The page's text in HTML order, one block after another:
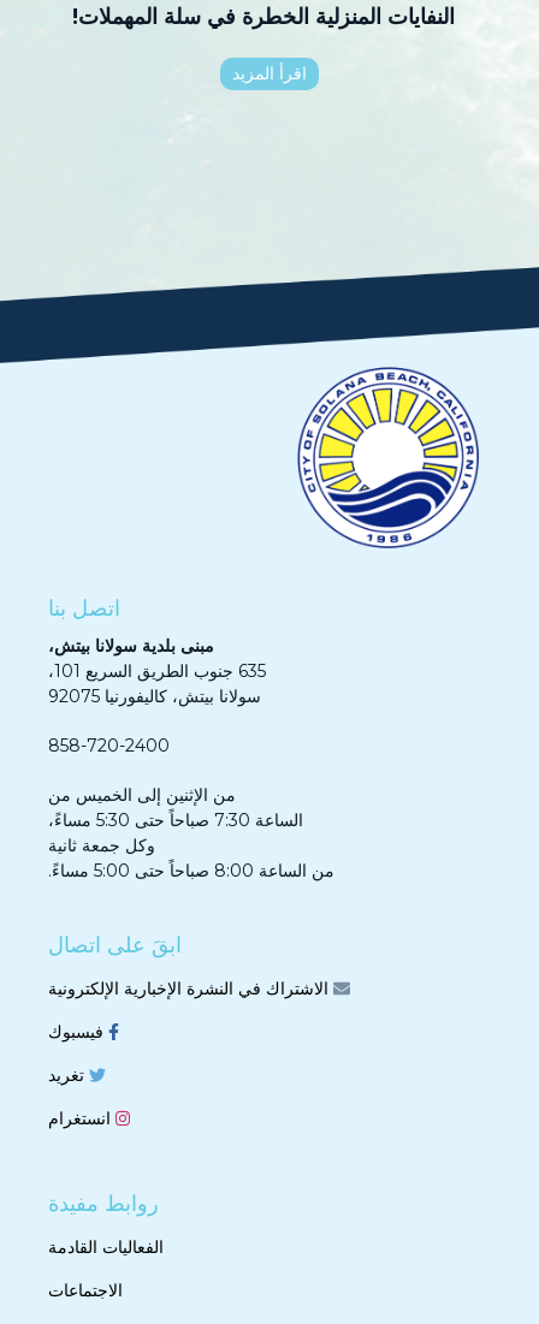
النفايات المنزلية الخطرة في سلة المهملات!
اقرأ المزيد
اتصل بنا
مبنى بلدية سولانا بيتش،
635 جنوب الطريق السريع 101،
سولانا بيتش، كاليفورنيا 92075
858-720-2400
من الإثنين إلى الخميس من
الساعة 7:30 صباحاً حتى 5:30 مساءً،
وكل جمعة ثانية
من الساعة 8:00 صباحاً حتى 5:00 مساءً.
ابقَ على اتصال
الاشتراك في النشرة الإخبارية الإلكترونية
فيسبوك
تغريد
انستغرام
روابط مفيدة
الفعاليات القادمة
الاجتماعات